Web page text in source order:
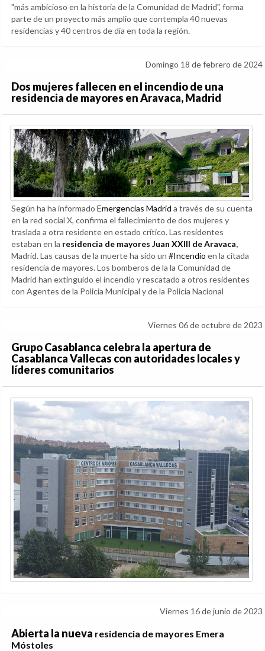
"más ambicioso en la historia de la Comunidad de Madrid", forma
parte de un proyecto más amplio que contempla 40 nuevas
residencias y 40 centros de día en toda la región.
Domingo 18 de febrero de 2024
Dos mujeres fallecen en el incendio de una
residencia de mayores en Aravaca, Madrid
Según ha ha informado Emergencias Madrid a través de su cuenta
en la red social X, confirma el fallecimiento de dos mujeres y
traslada a otra residente en estado crítico. Las residentes
estaban en la residencia de mayores Juan XXIII de Aravaca,
Madrid. Las causas de la muerte ha sido un #Incendio en la citada
residencia de mayores. Los bomberos de la la Comunidad de
Madrid han extinguido el incendio y rescatado a otros residentes
con Agentes de la Policia Municipal y de la Policia Nacional
Viernes 06 de octubre de 2023
Grupo Casablanca celebra la apertura de
Casablanca Vallecas con autoridades locales y
líderes comunitarios
Viernes 16 de junio de 2023
Abierta la nueva residencia de mayores Emera
Móstoles